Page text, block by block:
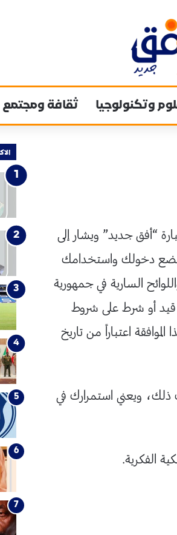
وتكنولوجيا ثقافة ومجتمع
“أفق جديد” ويشار إلى
دخولك واستخدامك
السارية في جمهورية
قيد أو شرط على شروط
اعتباراً من تاريخ
ذلك، ويعني استمرارك في
الفكرية.